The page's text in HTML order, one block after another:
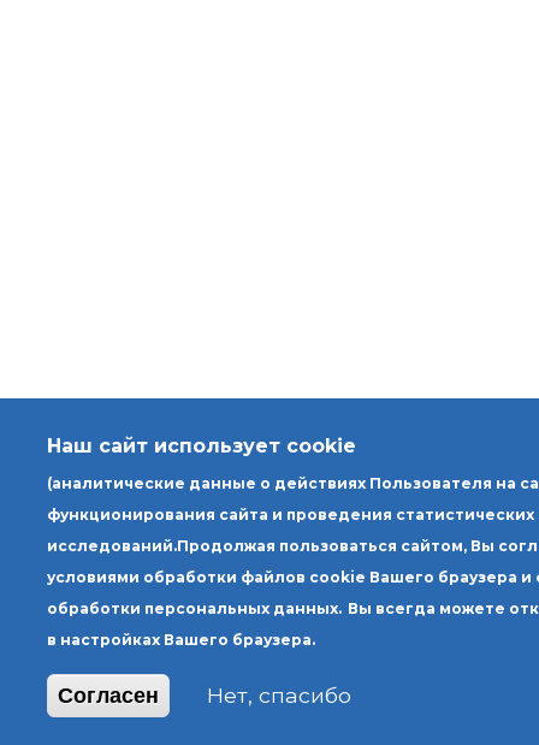
Наш сайт использует cookie
(аналитические данные о действиях Пользователя на
функционирования сайта и проведения статистических
исследований.Продолжая пользоваться сайтом, Вы
условиями обработки файлов cookie Вашего браузера и
обработки персональных данных. Вы всегда можете
в настройках Вашего браузера.
Согласен Нет, спасибо